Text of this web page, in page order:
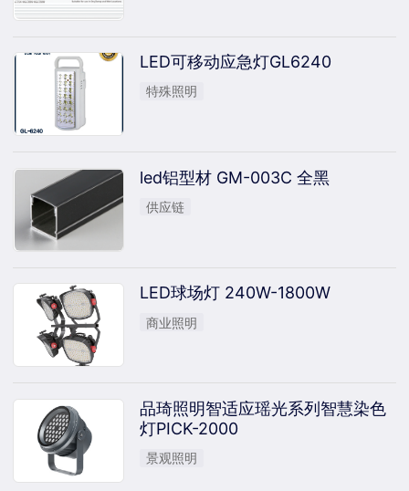
LED可移动应急灯GL6240
特殊照明
led铝型材 GM-003C 全黑
供应链
LED球场灯 240W-1800W
商业照明
品琦照明智适应瑶光系列智慧染色
灯PICK-2000
景观照明